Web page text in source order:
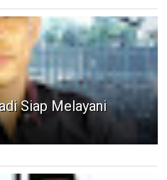
Siap Melayani